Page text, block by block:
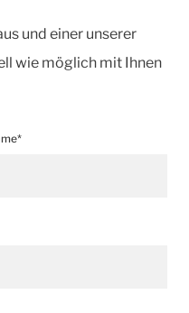
und einer unserer
wie möglich mit Ihnen